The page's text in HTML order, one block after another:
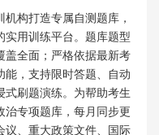
构打造专属自测题库，
实用训练平台。题库题型
盖全面；严格依据最新考
能，支持限时答题、自动
式刷题演练。为帮助考生
治专项题库，每月同步更
议、重大政策文件、国际